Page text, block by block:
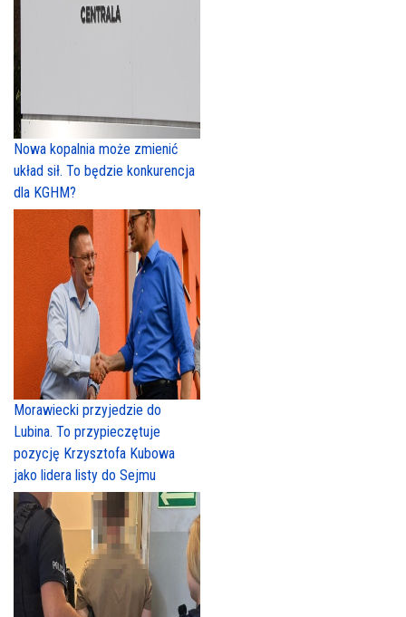
Nowa kopalnia może zmienić
układ sił. To będzie konkurencja
dla KGHM?
Morawiecki przyjedzie do
Lubina. To przypieczętuje
pozycję Krzysztofa Kubowa
jako lidera listy do Sejmu